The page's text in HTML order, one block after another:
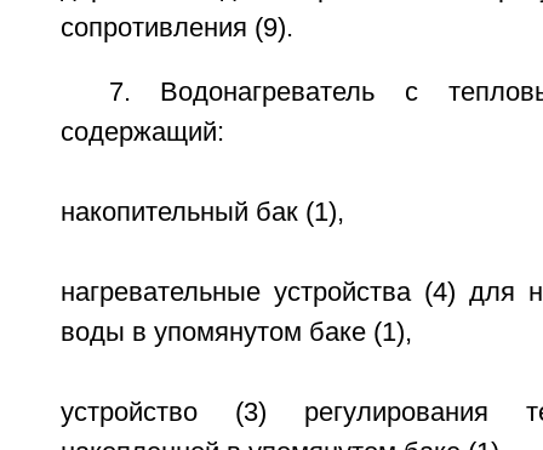
сопротивления (9).
7. Водонагреватель с
содержащий:
накопительный бак (1),
нагревательные устройства (4) для
воды в упомянутом баке (1),
устройство (3) регулирования